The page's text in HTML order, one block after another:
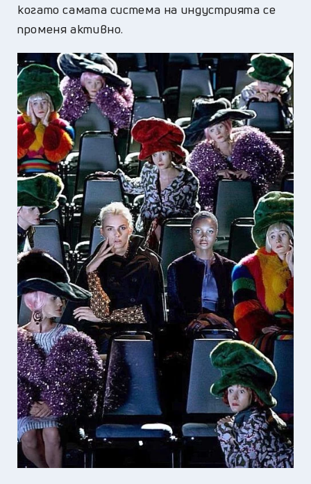
когато самата система на индустрията се
променя активно.